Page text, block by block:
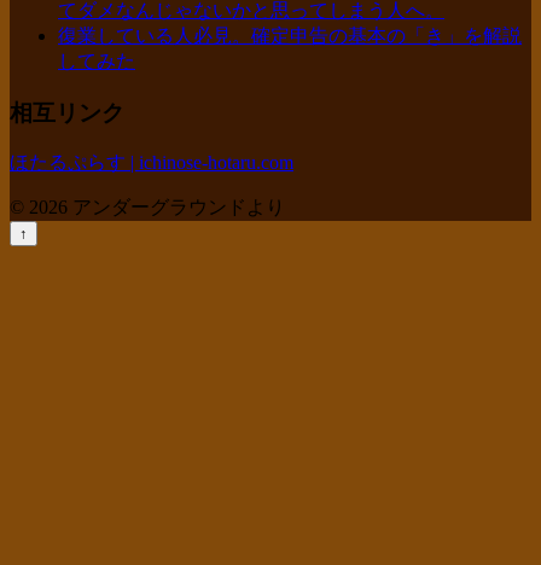
てダメなんじゃないかと思ってしまう人へ。
復業している人必見。確定申告の基本の「き」を解説
してみた
相互リンク
ほたるぷらす | ichinose-hotaru.com
© 2026 アンダーグラウンドより